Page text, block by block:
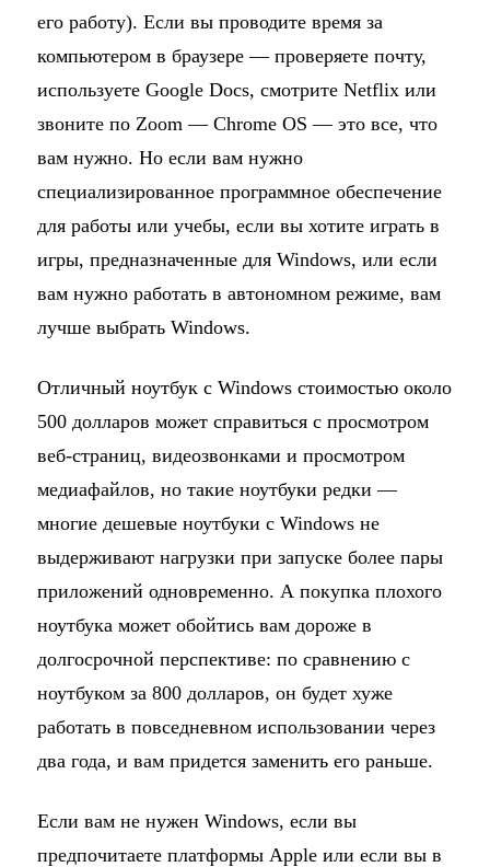
его работу). Если вы проводите время за
компьютером в браузере — проверяете почту,
используете Google Docs, смотрите Netflix или
звоните по Zoom — Chrome OS — это все, что
вам нужно. Но если вам нужно
специализированное программное обеспечение
для работы или учебы, если вы хотите играть в
игры, предназначенные для Windows, или если
вам нужно работать в автономном режиме, вам
лучше выбрать Windows.
Отличный ноутбук с Windows стоимостью около
500 долларов может справиться с просмотром
веб-страниц, видеозвонками и просмотром
медиафайлов, но такие ноутбуки редки —
многие дешевые ноутбуки с Windows не
выдерживают нагрузки при запуске более пары
приложений одновременно. А покупка плохого
ноутбука может обойтись вам дороже в
долгосрочной перспективе: по сравнению с
ноутбуком за 800 долларов, он будет хуже
работать в повседневном использовании через
два года, и вам придется заменить его раньше.
Если вам не нужен Windows, если вы
предпочитаете платформы Apple или если вы в